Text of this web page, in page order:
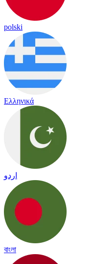
polski
Ελληνικά
اردو
বাংলা